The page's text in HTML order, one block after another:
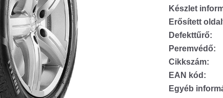
Készlet
Erősített
Defekttűrő:
Peremvédő:
Cikkszám:
EAN kód:
Egyéb